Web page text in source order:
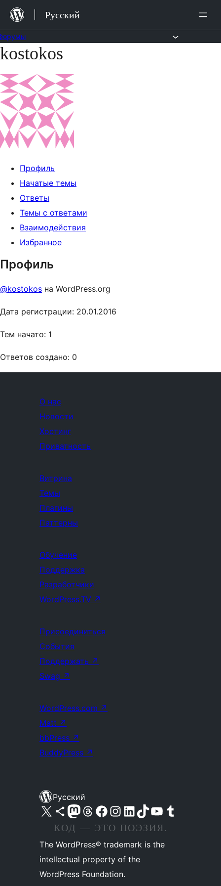
Перейти
содержимому
Русский
Перейти
содержимому
kostokos
Профиль
Начатые темы
Ответы
Темы с ответами
Взаимодействия
Избранное
Профиль
@kostokos на WordPress.org
Дата регистрации: 20.01.2016
Тем начато: 1
Ответов создано: 0
О нас
Новости
Хостинг
Приватность
Витрина
Темы
Плагины
Паттерны
Обучение
Поддержка
Разработчики
WordPress.TV ↗
Присоединиться
События
Поддержать ↗
Swag ↗
WordPress.com ↗
Matt ↗
bbPress ↗
BuddyPress ↗
Русский
Посетите нас в X (ранее Twitter)
Посетите нашу учётную запись в Bluesky
Посетите нашу ленту в Mastodon
Посетите нашу учётную запись в Threads
Посетите нашу страницу на Facebook
Посетите наш Instagram
Посетите нашу страницу в LinkedIn
Посетите нашу учётную запись в TikTok
Посетите наш канал YouTube
Посетите нашу учётную запись в Tumblr
КОД — ЭТО ПОЭЗИЯ.
The WordPress® trademark is the
intellectual property of the
WordPress Foundation.